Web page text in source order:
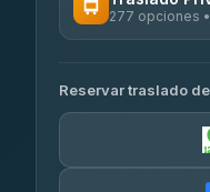
3.88(8)
Andaman Shuttle
277 opciones
Torch
4.71(1,244)
Reservar traslado